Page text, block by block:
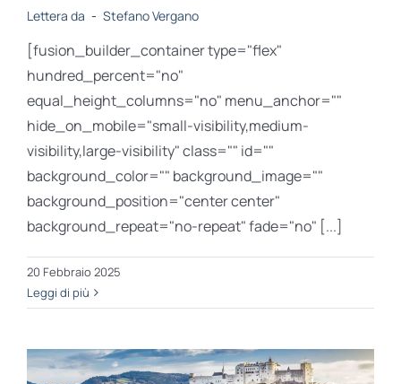
Lettera da - Stefano Vergano
[fusion_builder_container type="flex"
hundred_percent="no"
equal_height_columns="no" menu_anchor=""
hide_on_mobile="small-visibility,medium-
visibility,large-visibility" class="" id=""
background_color="" background_image=""
background_position="center center"
background_repeat="no-repeat" fade="no" [...]
20 Febbraio 2025
Leggi di più